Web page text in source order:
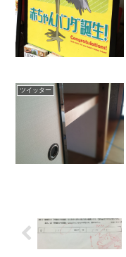
ツイッター